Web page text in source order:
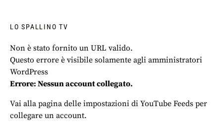
LO SPALLINO TV
Non è stato fornito un URL valido.
Questo errore è visibile solamente agli amministratori
WordPress
Errore: Nessun account collegato.
Vai alla pagina delle impostazioni di YouTube Feeds per
collegare un account.